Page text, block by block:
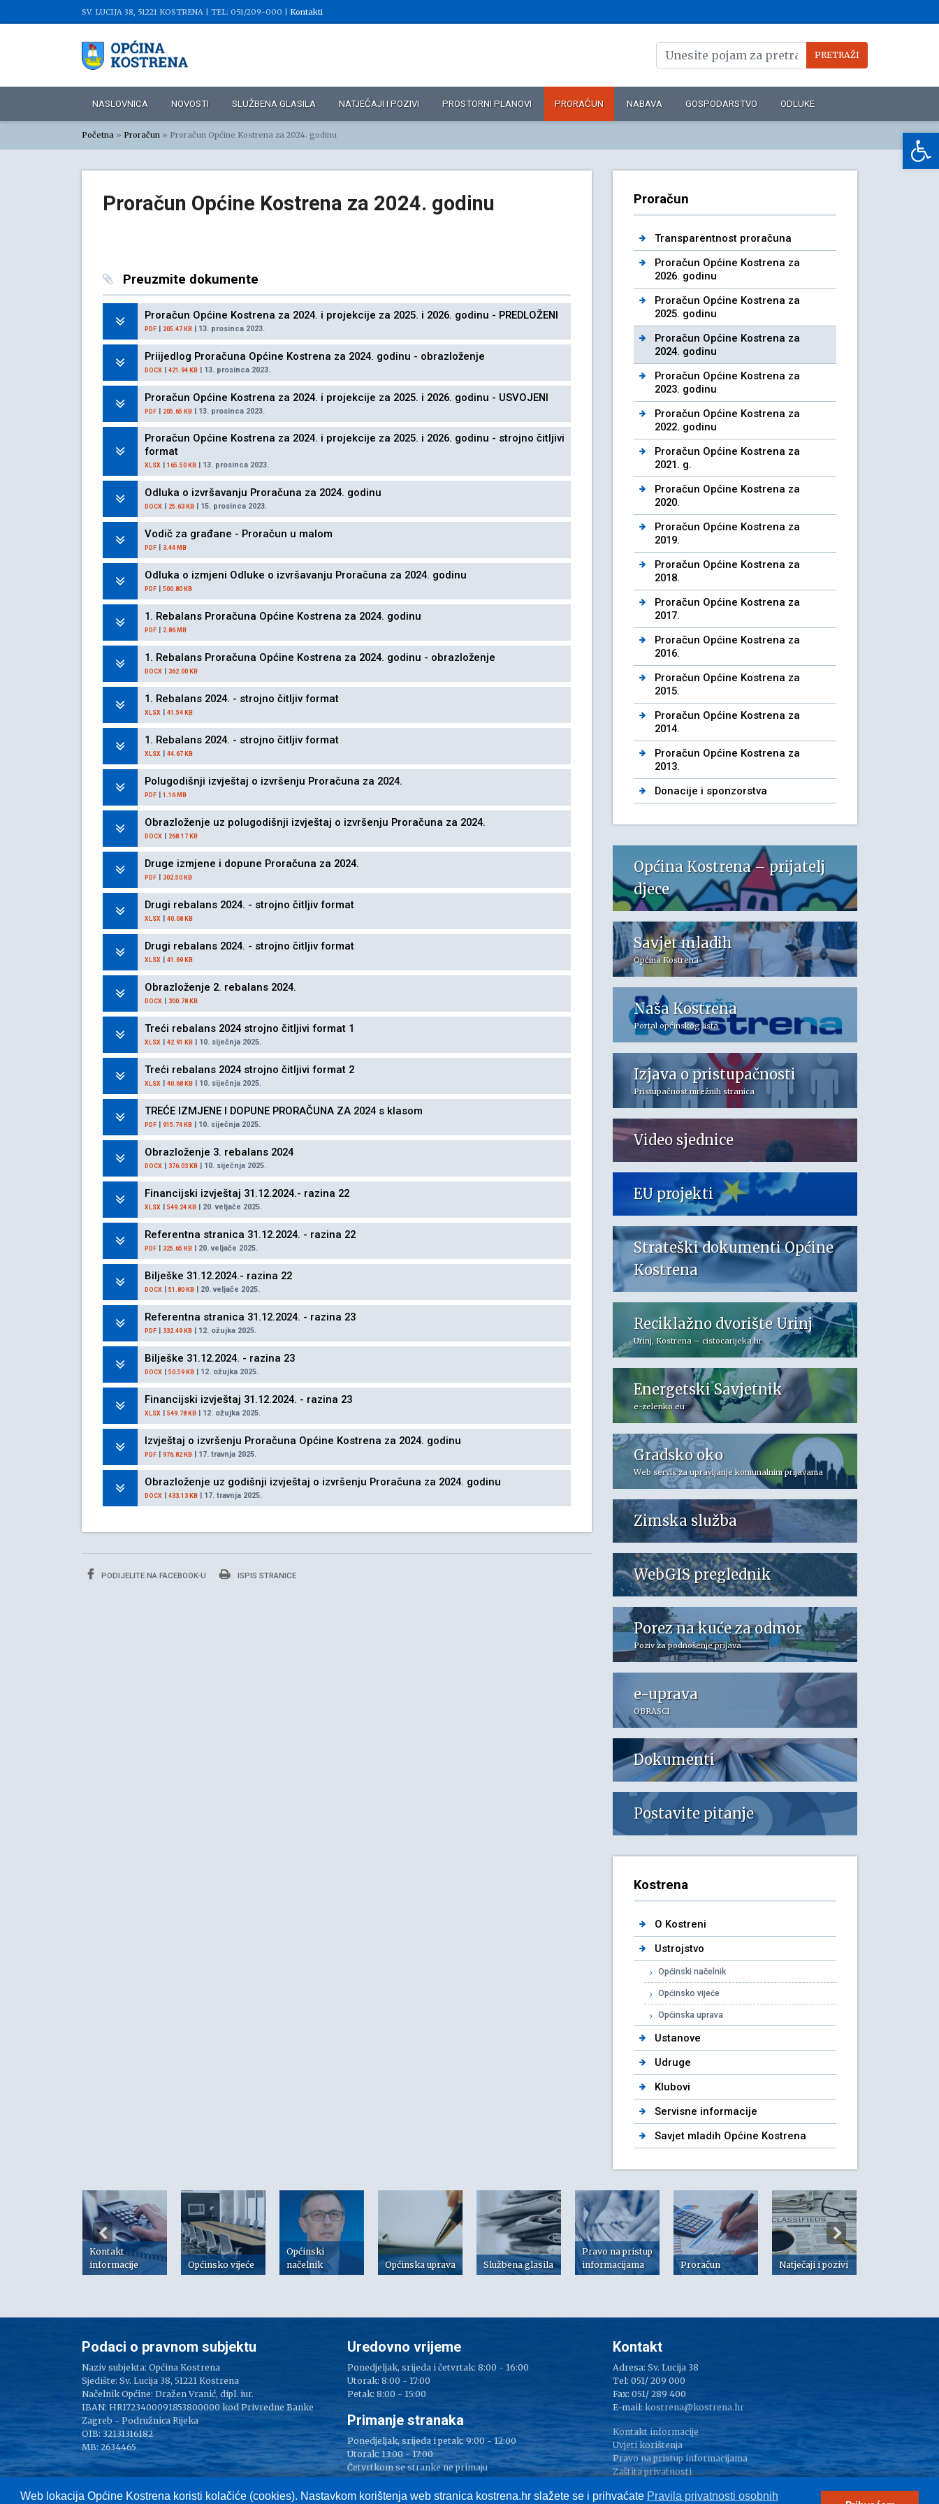
SV. LUCIJA 38, 51221 KOSTRENA | TEL: 051/209-000 | Kontakti
NASLOVNICA NOVOSTI SLUŽBENA GLASILA NATJEČAJI I POZIVI PROSTORNI PLANOVI PRORAČUN NABAVA GOSPODARSTVO ODLUKE
Početna » Proračun » Proračun Općine Kostrena za 2024. godinu
Proračun Općine Kostrena za 2024. godinu
Preuzmite dokumente
Proračun Općine Kostrena za 2024. i projekcije za 2025. i 2026. godinu - PREDLOŽENI
PDF | 205.47 KB | 13. prosinca 2023.
Priijedlog Proračuna Općine Kostrena za 2024. godinu - obrazloženje
DOCX | 421.94 KB | 13. prosinca 2023.
Proračun Općine Kostrena za 2024. i projekcije za 2025. i 2026. godinu - USVOJENI
PDF | 205.65 KB | 13. prosinca 2023.
Proračun Općine Kostrena za 2024. i projekcije za 2025. i 2026. godinu - strojno čitljivi
format
XLSX | 165.50 KB | 13. prosinca 2023.
Odluka o izvršavanju Proračuna za 2024. godinu
DOCX | 25.63 KB | 15. prosinca 2023.
Vodič za građane - Proračun u malom
PDF | 3.44 MB
Odluka o izmjeni Odluke o izvršavanju Proračuna za 2024. godinu
PDF | 500.80 KB
1. Rebalans Proračuna Općine Kostrena za 2024. godinu
PDF | 2.86 MB
1. Rebalans Proračuna Općine Kostrena za 2024. godinu - obrazloženje
DOCX | 362.00 KB
1. Rebalans 2024. - strojno čitljiv format
XLSX | 41.54 KB
1. Rebalans 2024. - strojno čitljiv format
XLSX | 44.67 KB
Polugodišnji izvještaj o izvršenju Proračuna za 2024.
PDF | 1.16 MB
Obrazloženje uz polugodišnji izvještaj o izvršenju Proračuna za 2024.
DOCX | 268.17 KB
Druge izmjene i dopune Proračuna za 2024.
PDF | 302.50 KB
Drugi rebalans 2024. - strojno čitljiv format
XLSX | 40.08 KB
Drugi rebalans 2024. - strojno čitljiv format
XLSX | 41.69 KB
Obrazloženje 2. rebalans 2024.
DOCX | 300.78 KB
Treći rebalans 2024 strojno čitljivi format 1
XLSX | 42.91 KB | 10. siječnja 2025.
Treći rebalans 2024 strojno čitljivi format 2
XLSX | 40.68 KB | 10. siječnja 2025.
TREĆE IZMJENE I DOPUNE PRORAČUNA ZA 2024 s klasom
PDF | 915.74 KB | 10. siječnja 2025.
Obrazloženje 3. rebalans 2024
DOCX | 376.03 KB | 10. siječnja 2025.
Financijski izvještaj 31.12.2024.- razina 22
XLSX | 549.24 KB | 20. veljače 2025.
Referentna stranica 31.12.2024. - razina 22
PDF | 325.65 KB | 20. veljače 2025.
Bilješke 31.12.2024.- razina 22
DOCX | 51.80 KB | 20. veljače 2025.
Referentna stranica 31.12.2024. - razina 23
PDF | 332.49 KB | 12. ožujka 2025.
Bilješke 31.12.2024. - razina 23
DOCX | 50.59 KB | 12. ožujka 2025.
Financijski izvještaj 31.12.2024. - razina 23
XLSX | 549.78 KB | 12. ožujka 2025.
Izvještaj o izvršenju Proračuna Općine Kostrena za 2024. godinu
PDF | 976.82 KB | 17. travnja 2025.
Obrazloženje uz godišnji izvještaj o izvršenju Proračuna za 2024. godinu
DOCX | 433.13 KB | 17. travnja 2025.
PODIJELITE NA FACEBOOK-U ISPIS STRANICE
Proračun
Transparentnost proračuna
Proračun Općine Kostrena za
2026. godinu
Proračun Općine Kostrena za
2025. godinu
Proračun Općine Kostrena za
2024. godinu
Proračun Općine Kostrena za
2023. godinu
Proračun Općine Kostrena za
2022. godinu
Proračun Općine Kostrena za
2021. g.
Proračun Općine Kostrena za
2020.
Proračun Općine Kostrena za
2019.
Proračun Općine Kostrena za
2018.
Proračun Općine Kostrena za
2017.
Proračun Općine Kostrena za
2016.
Proračun Općine Kostrena za
2015.
Proračun Općine Kostrena za
2014.
Proračun Općine Kostrena za
2013.
Donacije i sponzorstva
Općina Kostrena – prijatelj
djece
Savjet mladih
Općina Kostrena
Naša Kostrena
Portal općinskog lista
Izjava o pristupačnosti
Pristupačnost mrežnih stranica
Video sjednice
EU projekti
Strateški dokumenti Općine
Kostrena
Reciklažno dvorište Urinj
Urinj, Kostrena – cistocarijeka.hr
Energetski Savjetnik
e-zelenko.eu
Gradsko oko
Web servis za upravljanje komunalnim prijavama
Zimska služba
WebGIS preglednik
Porez na kuće za odmor
Poziv za podnošenje prijava
e-uprava
OBRASCI
Dokumenti
Postavite pitanje
Kostrena
O Kostreni
Ustrojstvo
Općinski načelnik
Općinsko vijeće
Općinska uprava
Ustanove
Udruge
Klubovi
Servisne informacije
Savjet mladih Općine Kostrena
Kontakt
informacije
Općinsko vijeće
Općinski
načelnik
Općinska uprava Službena glasila
Pravo na pristup
informacijama
Proračun Natječaji i pozivi
Web lokacija Općine Kostrena koristi kolačiće (cookies). Nastavkom korištenja web stranica kostrena.hr slažete se i prihvaćate Pravila privatnosti osobnih
Podaci o pravnom subjektu
Naziv subjekta: Općina Kostrena
Sjedište: Sv. Lucija 38, 51221 Kostrena
Načelnik Općine: Dražen Vranić, dipl. iur.
IBAN: HR1723400091853800000 kod Privredne Banke
Zagreb - Podružnica Rijeka
OIB: 32131316182
MB: 2634465
Uredovno vrijeme
Ponedjeljak, srijeda i četvrtak: 8:00 - 16:00
Utorak: 8:00 - 17:00
Petak: 8:00 - 15:00
Primanje stranaka
Ponedjeljak, srijeda i petak: 9:00 - 12:00
Utorak: 13:00 - 17:00
Četvrtkom se stranke ne primaju
Kontakt
Adresa: Sv. Lucija 38
Tel: 051/ 209 000
Fax: 051/ 289 400
E-mail: kostrena@kostrena.hr
Kontakt informacije
Uvjeti korištenja
Pravo na pristup informacijama
Zaštita privatnosti